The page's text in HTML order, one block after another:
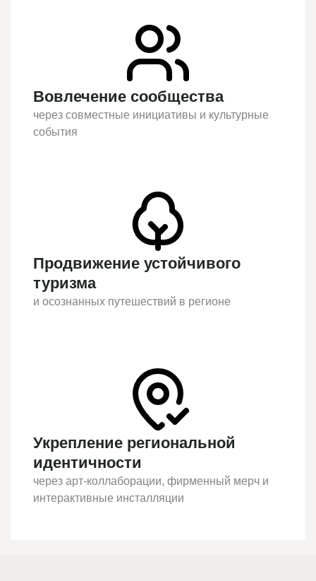
Вовлечение сообщества
через совместные инициативы и культурные
события
Продвижение устойчивого
туризма
и осознанных путешествий в регионе
Укрепление региональной
идентичности
через арт-коллаборации, фирменный мерч и
интерактивные инсталляции